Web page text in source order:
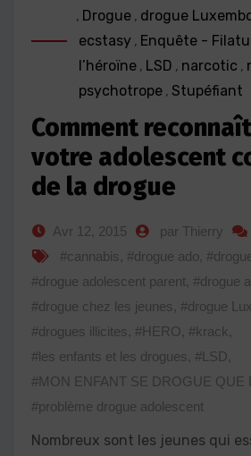
, Drogue , drogue
ecstasy , Enquête -
l’héroïne , LSD , narcotic ,
psychotrope , Stupéfiant
Comment
votre adolescent
de la drogue
Avr 12, 2015 par Thierry
#cannabis, #drogue ado,
#drogue adolescent parent, #drogue
#drogue chez les jeunes, #drogue
#drogues illicites, #HERO, #krack,
#les enfants et les drogues, #LSD,
#MON ENFANT SE DROGUE QUE
#problème drogue adolescent
Nombreux sont les jeunes qui